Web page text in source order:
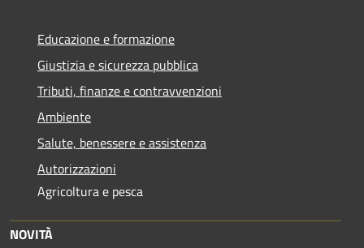
Educazione e formazione
Giustizia e sicurezza pubblica
Tributi, finanze e contravvenzioni
Ambiente
Salute, benessere e assistenza
Autorizzazioni
Agricoltura e pesca
NOVITÀ